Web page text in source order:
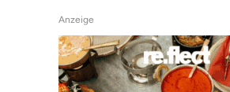
Anzeige